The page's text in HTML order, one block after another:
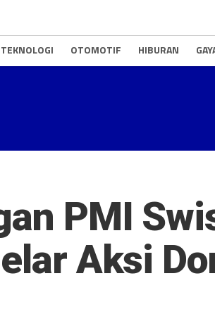
TEKNOLOGI OTOMOTIF HIBURAN
PMI
Aksi